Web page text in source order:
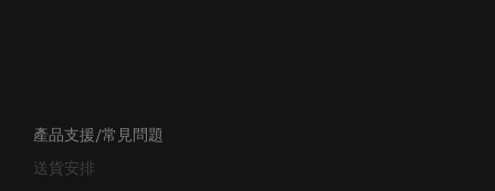
送貨安排
退貨與換貨